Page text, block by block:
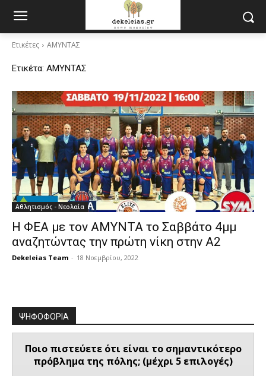
Ετικέτες ΑΜΥΝΤΑΣ
Ετικέτα: ΑΜΥΝΤΑΣ
Αθλητισμός - Νεολαία
Η ΦΕΑ με τον ΑΜΥΝΤΑ το Σαββάτο 4μμ
αναζητώντας την πρώτη νίκη στην Α2
Dekeleias Team - 18 Νοεμβρίου, 2022
ΨΗΦΟΦΟΡΙΑ
Ποιο πιστεύετε ότι είναι το σημαντικότερο
πρόβλημα της πόλης; (μέχρι 5 επιλογές)